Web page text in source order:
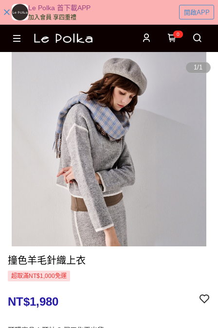
Le Polka 首下載APP
加入會員 享四重禮
開啟APP
0
1/1
撞色羊毛針織上衣
超取滿NT$1,000免運
NT$1,980